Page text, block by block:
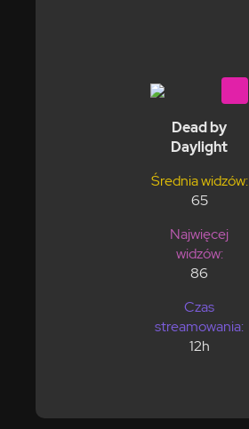
Dead by
Daylight
Średnia widzów:
65
Najwięcej
widzów:
86
Czas
streamowania:
12h